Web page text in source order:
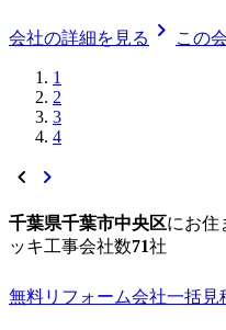
会社の詳細を見る chevron_right この
1
2
3
4
chevron_left chevron_right
千葉県千葉市中央区にお住
ッキ工事会社数71社
無料リフォーム会社一括見